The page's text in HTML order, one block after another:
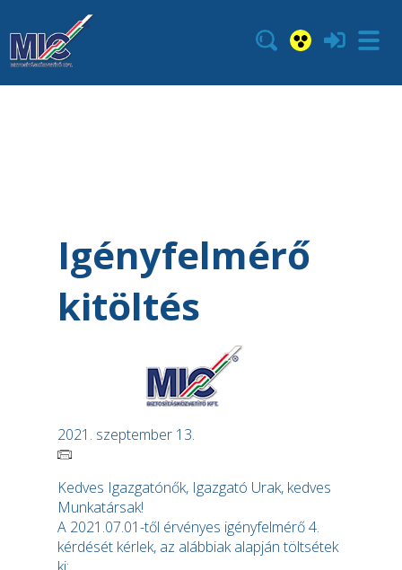
Igényfelmérő
kitöltés
2021. szeptember 13.
Kedves Igazgatónők, Igazgató Urak, kedves
Munkatársak!
A 2021.07.01-től érvényes igényfelmérő 4.
kérdését kérlek, az alábbiak alapján töltsétek